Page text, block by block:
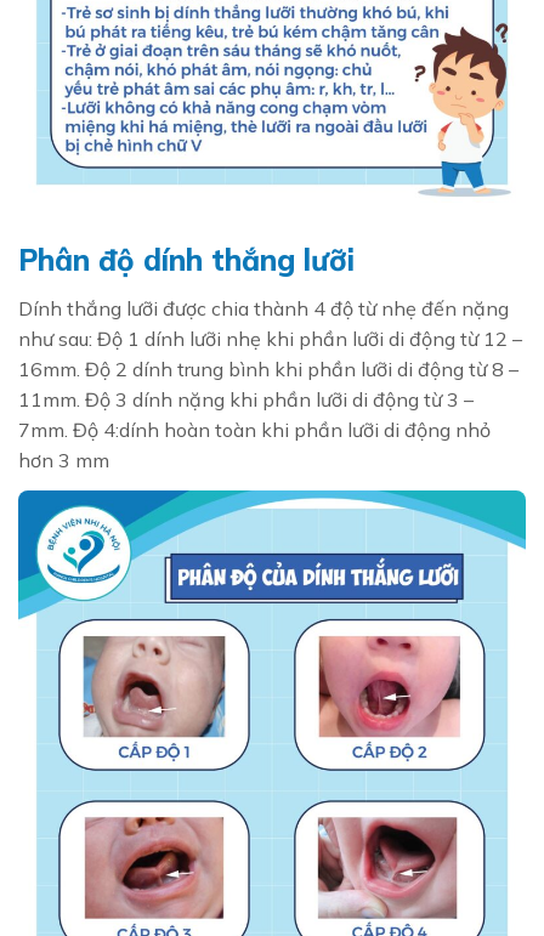
Phân độ dính thắng lưỡi
Dính thắng lưỡi được chia thành 4 độ từ nhẹ đến nặng
như sau: Độ 1 dính lưỡi nhẹ khi phần lưỡi di động từ 12 –
16mm. Độ 2 dính trung bình khi phần lưỡi di động từ 8 –
11mm. Độ 3 dính nặng khi phần lưỡi di động từ 3 –
7mm. Độ 4:dính hoàn toàn khi phần lưỡi di động nhỏ
hơn 3 mm